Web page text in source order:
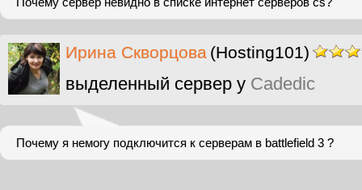
Ирина Скворцова (Hosting101)
выделенный сервер у Cadedic
Почему я немогу подключится к серверам в battlefield 3 ?